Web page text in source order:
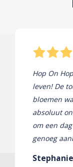
Hop On
leven! De
bloemen
absoluut
om een
genoeg